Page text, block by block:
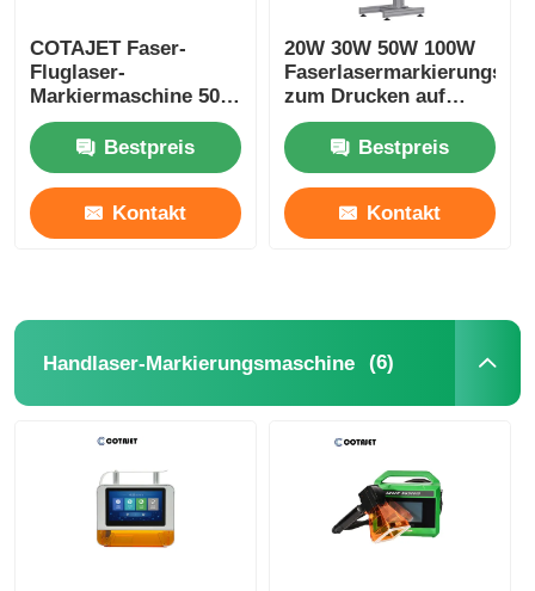
COTAJET Faser-
Fluglaser-
Markiermaschine 50W
100W
Korrosionsschutz
Härte
Bestpreis
Kontakt
20W 30W 50W 100W
zum Drucken auf
Metall- /
Aluminiumdeckeln
Bestpreis
Kontakt
Handlaser-Markierungsmaschine (6)